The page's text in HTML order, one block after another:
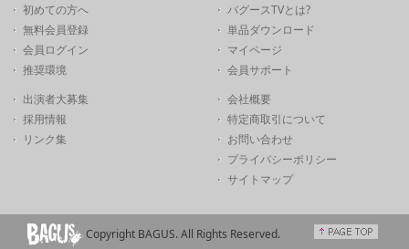
初めての方へ
無料会員登録
会員ログイン
推奨環境
バグースTVとは?
単品ダウンロード
マイページ
会員サポート
出演者大募集
採用情報
リンク集
会社概要
特定商取引について
お問い合わせ
プライバシーポリシー
サイトマップ
Copyright BAGUS. All Rights Reserved.